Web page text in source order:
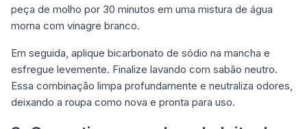
peça de molho por 30 minutos em uma mistura de água
morna com vinagre branco.
Em seguida, aplique bicarbonato de sódio na mancha e
esfregue levemente. Finalize lavando com sabão neutro.
Essa combinação limpa profundamente e neutraliza odores,
deixando a roupa como nova e pronta para uso.